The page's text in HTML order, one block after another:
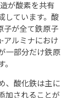
が酸素を共有
しています。酸
子が全て鉄原子
アルミナにおけ
一部分だけ鉄原
、酸化鉄は主に
加されることが